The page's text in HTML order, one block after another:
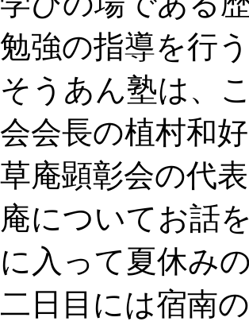
勉強の指導を行
そうあん塾は、
会会長の植村和
草庵顕彰会の代
庵についてお話
に入って夏休み
二日目には宿南